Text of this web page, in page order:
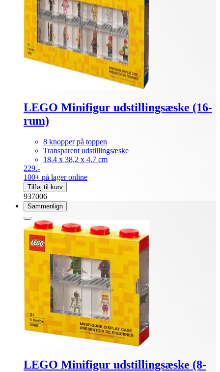
LEGO Minifigur udstillingsæske (16-
rum)
8 knopper på toppen
Transparent udstillingsæske
18,4 x 38,2 x 4,7 cm
229.-
100+ på lager online
Tilføj til kurv
937006
Sammenlign
LEGO Minifigur udstillingsæske (8-